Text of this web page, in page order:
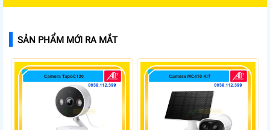
SẢN PHẨM MỚI RA MẮT